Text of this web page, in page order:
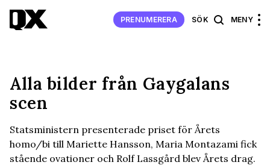
PRENUMERERA SÖK MENY
Alla bilder från Gaygalans
scen
Statsministern presenterade priset för Årets
homo/bi till Mariette Hansson, Maria Montazami fick
stående ovationer och Rolf Lassgård blev Årets drag.